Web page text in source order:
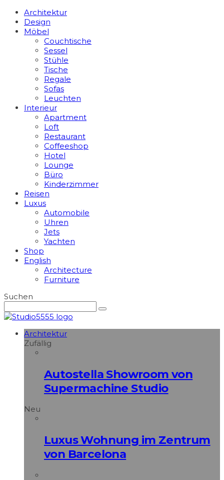
Architektur
Design
Möbel
Couchtische
Sessel
Stühle
Tische
Regale
Sofas
Leuchten
Interieur
Apart­ment
Loft
Restaurant
Coffeeshop
Hotel
Lounge
Büro
Kinderzimmer
Reisen
Luxus
Automobile
Uhren
Jets
Yachten
Shop
English
Architecture
Furniture
Suchen
Architektur
Zufällig
Autostella Showroom von
Supermachine Studio
Neu
Luxus Wohnung im Zentrum
von Barcelona